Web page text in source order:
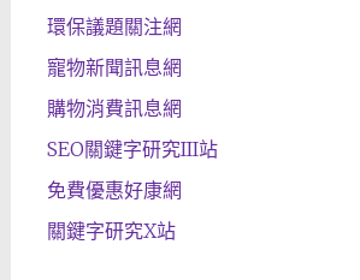
環保議題關注網
寵物新聞訊息網
購物消費訊息網
SEO關鍵字研究III站
免費優惠好康網
關鍵字研究X站